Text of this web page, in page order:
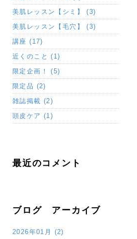
美肌レッスン【シミ】 (3)
美肌レッスン【毛穴】 (3)
講座 (17)
近くのこと (1)
限定企画！ (5)
限定品 (2)
雑誌掲載 (2)
頭皮ケア (1)
最近のコメント
ブログ アーカイブ
2026年01月 (2)